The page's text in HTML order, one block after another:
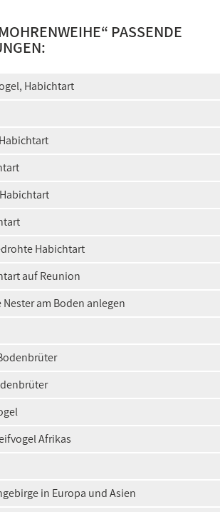
PASSENDE
Habichtart
Habichtart
auf Reunion
am Boden anlegen
Afrikas
in Europa und Asien